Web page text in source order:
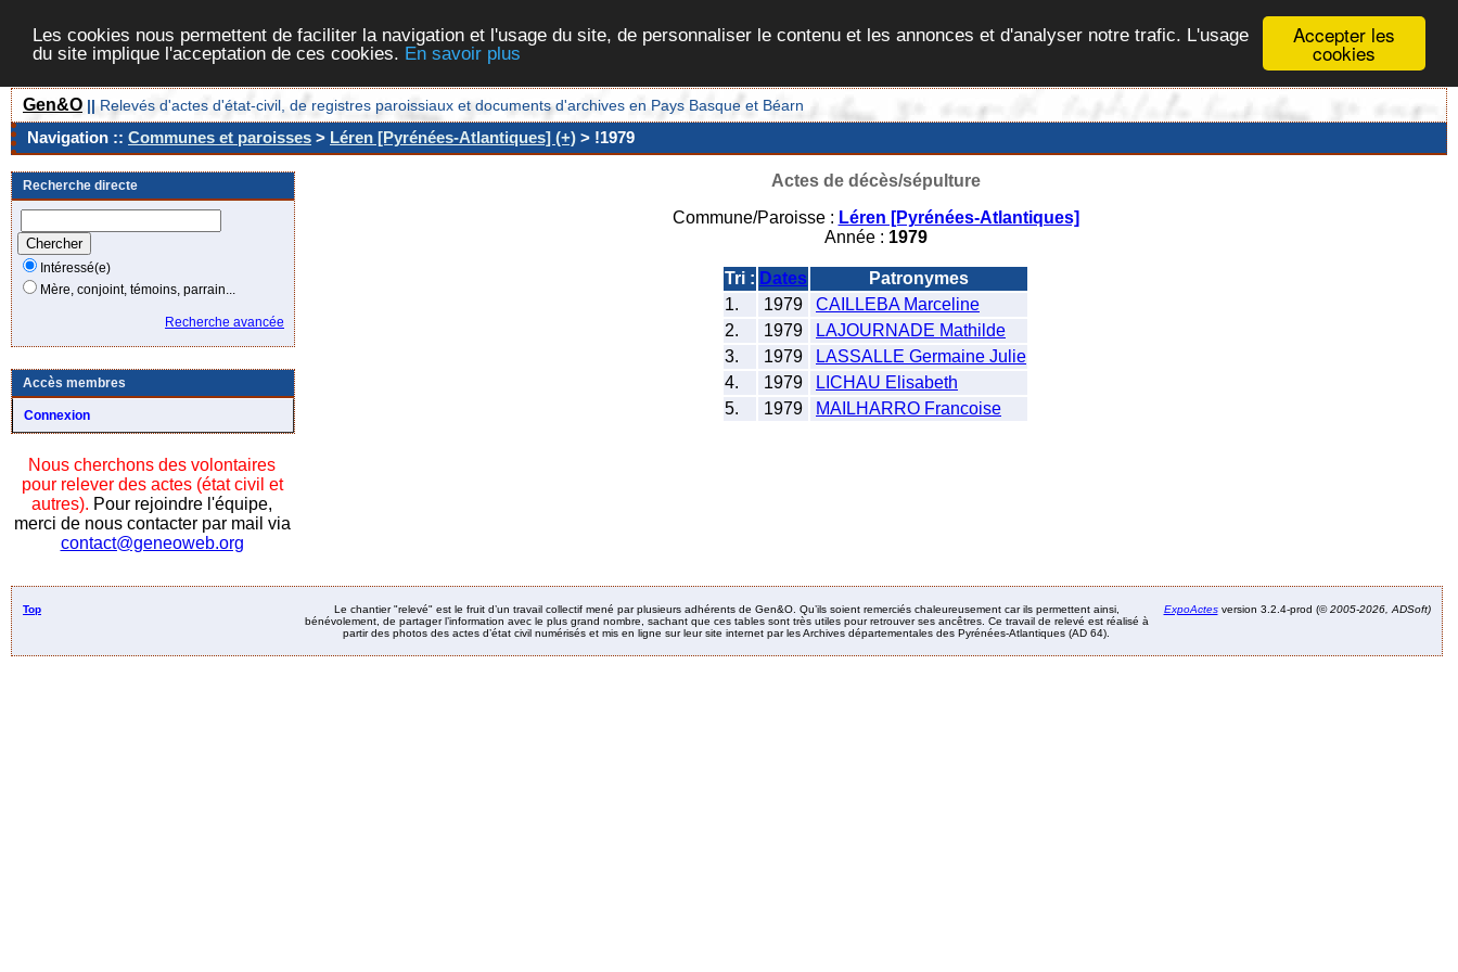
Accepter les
cookies
Les cookies nous permettent de faciliter la navigation et l'usage du site, de personnaliser le contenu et les annonces et d'analyser notre trafic. L'usage
du site implique l'acceptation de ces cookies. En savoir plus
Gen&O || Relevés d'actes d'état-civil, de registres paroissiaux et documents d'archives en Pays Basque et Béarn
Navigation :: Communes et paroisses > Léren [Pyrénées-Atlantiques] (+) > !1979
Recherche directe
Intéressé(e)
Mère, conjoint, témoins, parrain...
Recherche avancée
Accès membres
Connexion
Nous cherchons des volontaires
pour relever des actes (état civil et
autres). Pour rejoindre l'équipe,
merci de nous contacter par mail via
contact@geneoweb.org
Actes de décès/sépulture
Commune/Paroisse : Léren [Pyrénées-Atlantiques]
Année : 1979
Tri : Dates
Patronymes
1.
1979
CAILLEBA Marceline
2.
1979
LAJOURNADE Mathilde
3.
1979
LASSALLE Germaine Julie
4.
1979
LICHAU Elisabeth
5.
1979 MAILHARRO Francoise
Top
Le chantier "relevé" est le fruit d’un travail collectif mené par plusieurs adhérents de Gen&O. Qu’ils soient remerciés chaleureusement car ils permettent ainsi,
bénévolement, de partager l’information avec le plus grand nombre, sachant que ces tables sont très utiles pour retrouver ses ancêtres. Ce travail de relevé est réalisé à
partir des photos des actes d’état civil numérisés et mis en ligne sur leur site internet par les Archives départementales des Pyrénées-Atlantiques (AD 64).
ExpoActesversion 3.2.4-prod (©2005-2026, ADSoft)